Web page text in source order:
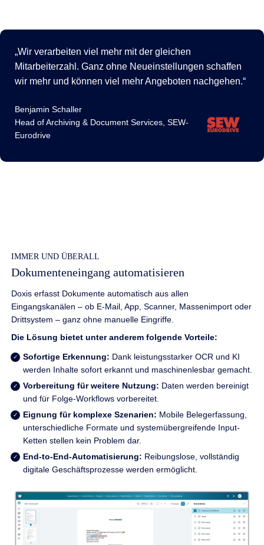
Wir verarbeiten viel mehr mit der gleichen
Mitarbeiterzahl. Ganz ohne Neueinstellungen schaffen
wir mehr und können viel mehr Angeboten nachgehen.
Benjamin Schaller
Head of Archiving & Document Services, SEW-
Eurodrive
IMMER UND ÜBERALL
Dokumenteneingang automatisieren
Doxis erfasst Dokumente automatisch aus allen
Eingangskanälen – ob E‑Mail, App, Scanner, Massenimport oder
Drittsystem – ganz ohne manuelle Eingriffe.
Die Lösung bietet unter anderem folgende Vorteile:
Sofortige Erkennung: Dank leistungsstarker OCR und KI
werden Inhalte sofort erkannt und maschinenlesbar gemacht.
Vorbereitung für weitere Nutzung: Daten werden bereinigt
und für Folge-Workflows vorbereitet.
Eignung für komplexe Szenarien: Mobile Belegerfassung,
unterschiedliche Formate und systemübergreifende Input-
Ketten stellen kein Problem dar.
End-to-End-Automatisierung: Reibungslose, vollständig
digitale Geschäftsprozesse werden ermöglicht.